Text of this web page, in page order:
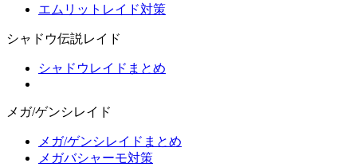
エムリットレイド対策
シャドウ伝説レイド
シャドウレイドまとめ
メガ/ゲンシレイド
メガ/ゲンシレイドまとめ
メガバシャーモ対策